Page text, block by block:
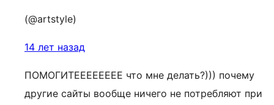
(@artstyle)
14 лет назад
ПОМОГИТЕЕЕЕЕЕЕЕ что мне делать?))) почему
другие сайты вообще ничего не потребляют при